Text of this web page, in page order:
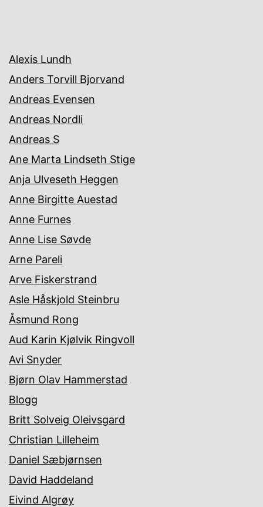
Alexis Lundh
Anders Torvill Bjorvand
Andreas Evensen
Andreas Nordli
Andreas S
Ane Marta Lindseth Stige
Anja Ulveseth Heggen
Anne Birgitte Auestad
Anne Furnes
Anne Lise Søvde
Arne Pareli
Arve Fiskerstrand
Asle Håskjold Steinbru
Åsmund Rong
Aud Karin Kjølvik Ringvoll
Avi Snyder
Bjørn Olav Hammerstad
Blogg
Britt Solveig Oleivsgard
Christian Lilleheim
Daniel Sæbjørnsen
David Haddeland
Eivind Algrøy